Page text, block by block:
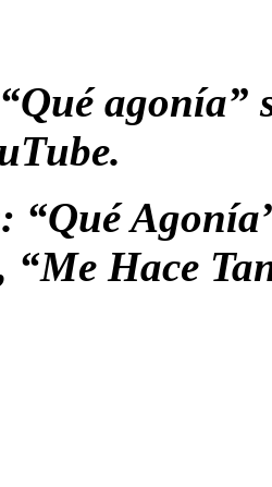
agonía”
“Qué
“Me Hace